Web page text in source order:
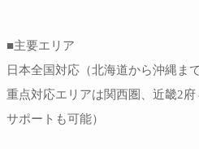
■主要エリア
日本全国対応（北海道から沖縄ま
重点対応エリアは関西圏、近畿2
サポートも可能）